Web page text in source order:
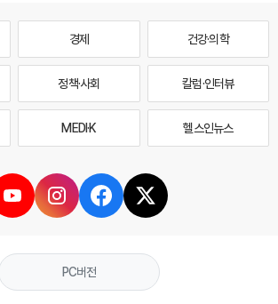
경제 건강·의학
정책·사회 칼럼·인터뷰
MEDI·K 헬스인뉴스
PC버전